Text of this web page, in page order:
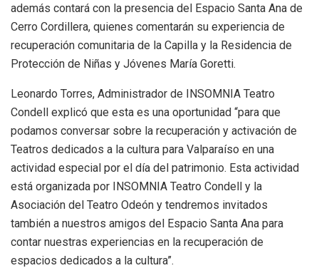
además contará con la presencia del Espacio Santa Ana de
Cerro Cordillera, quienes comentarán su experiencia de
recuperación comunitaria de la Capilla y la Residencia de
Protección de Niñas y Jóvenes María Goretti.
Leonardo Torres, Administrador de INSOMNIA Teatro
Condell explicó que esta es una oportunidad “para que
podamos conversar sobre la recuperación y activación de
Teatros dedicados a la cultura para Valparaíso en una
actividad especial por el día del patrimonio. Esta actividad
está organizada por INSOMNIA Teatro Condell y la
Asociación del Teatro Odeón y tendremos invitados
también a nuestros amigos del Espacio Santa Ana para
contar nuestras experiencias en la recuperación de
espacios dedicados a la cultura”.